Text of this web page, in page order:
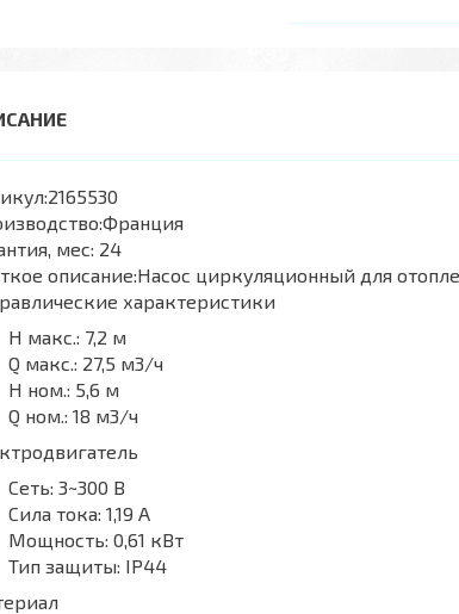
2165530
Франция
мес: 24
описание:Насос циркуляционный для
характеристики
H макс.: 7,2 м
Q макс.: 27,5 м3/ч
H ном.: 5,6 м
Q ном.: 18 м3/ч
Сеть: 3~300 В
Сила тока: 1,19 А
Мощность: 0,61 кВт
Тип защиты: IP44